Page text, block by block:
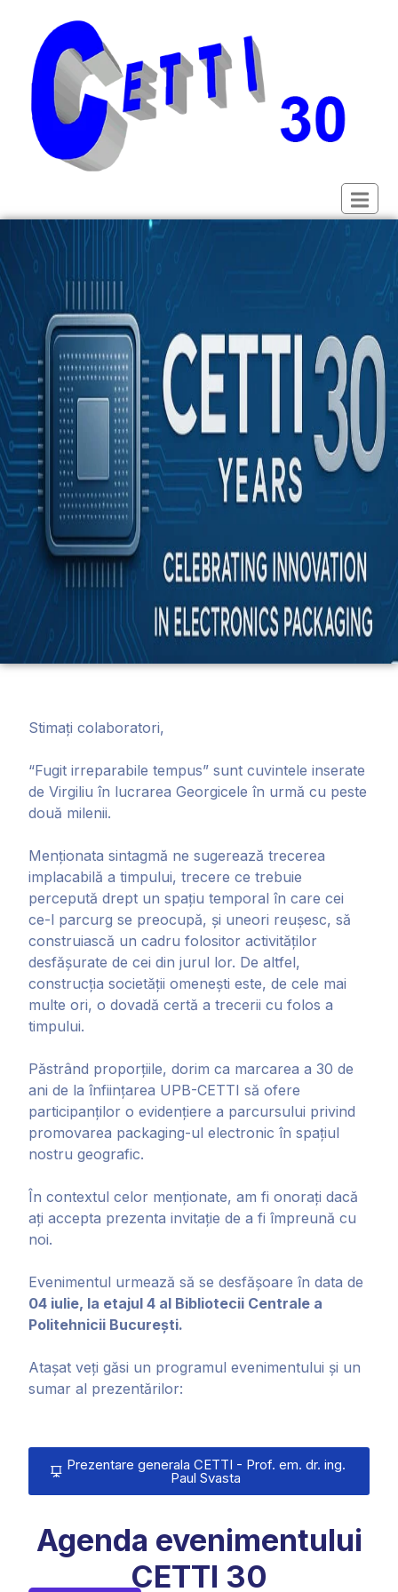
Stimați colaboratori,
“Fugit irreparabile tempus” sunt cuvintele inserate
de Virgiliu în lucrarea Georgicele în urmă cu peste
două milenii.
Menționata sintagmă ne sugerează trecerea
implacabilă a timpului, trecere ce trebuie
percepută drept un spațiu temporal în care cei
ce-l parcurg se preocupă, și uneori reușesc, să
construiască un cadru folositor activităților
desfășurate de cei din jurul lor. De altfel,
construcția societății omenești este, de cele mai
multe ori, o dovadă certă a trecerii cu folos a
timpului.
Păstrând proporțiile, dorim ca marcarea a 30 de
ani de la înființarea UPB-CETTI să ofere
participanților o evidențiere a parcursului privind
promovarea packaging-ul electronic în spațiul
nostru geografic.
În contextul celor menționate, am fi onorați dacă
ați accepta prezenta invitație de a fi împreună cu
noi.
Evenimentul urmează să se desfășoare în data de
04 iulie, la etajul 4 al Bibliotecii Centrale a
Politehnicii București.
Atașat veți găsi un programul evenimentului și un
sumar al prezentărilor:
Prezentare generala CETTI - Prof. em. dr. ing.
Paul Svasta
Agenda evenimentului
CETTI 30